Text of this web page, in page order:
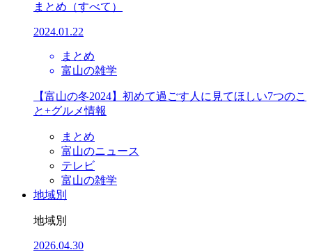
まとめ （すべて）
2024.01.22
まとめ
富山の雑学
【富山の冬2024】初めて過ごす人に見てほしい7つのこ
と+グルメ情報
まとめ
富山のニュース
テレビ
富山の雑学
地域別
地域別
2026.04.30